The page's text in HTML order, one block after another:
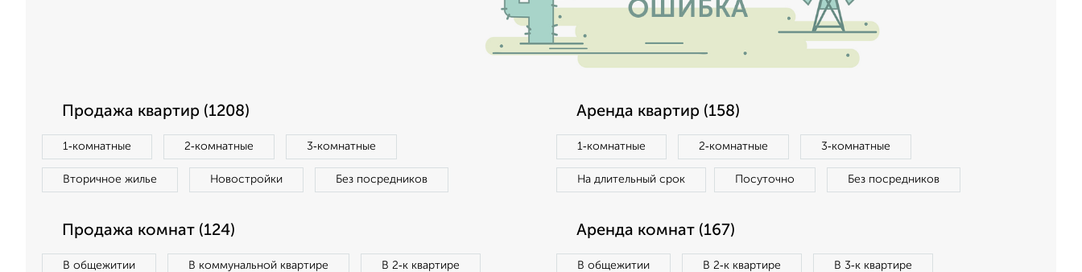
Продажа квартир (1208)
1‑комнатные 2‑комнатные 3‑комнатные
Вторичное жилье Новостройки Без посредников
Аренда квартир (158)
1‑комнатные 2‑комнатные 3‑комнатные
На длительный срок Посуточно Без посредников
Продажа комнат (124)
В общежитии В коммунальной квартире В 2‑к квартире
Аренда комнат (167)
В общежитии В 2‑к квартире В 3‑к квартире